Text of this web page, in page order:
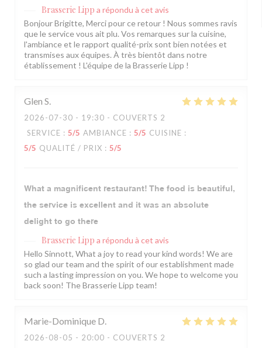
Brasserie Lipp a répondu à cet avis
Bonjour Brigitte, Merci pour ce retour ! Nous sommes ravis
que le service vous ait plu. Vos remarques sur la cuisine,
l'ambiance et le rapport qualité-prix sont bien notées et
transmises aux équipes. À très bientôt dans notre
établissement ! L'équipe de la Brasserie Lipp !
Glen S
2026-07-30 - 19:30 - COUVERTS 2
SERVICE : 5/5 AMBIANCE : 5/5 CUISINE :
5/5 QUALITÉ / PRIX : 5/5
What a magnificent restaurant! The food is beautiful,
the service is excellent and it was an absolute
delight to go there
Brasserie Lipp a répondu à cet avis
Hello Sinnott, What a joy to read your kind words! We are
so glad our team and the spirit of our establishment made
such a lasting impression on you. We hope to welcome you
back soon! The Brasserie Lipp team!
Marie-Dominique D
2026-08-05 - 20:00 - COUVERTS 2